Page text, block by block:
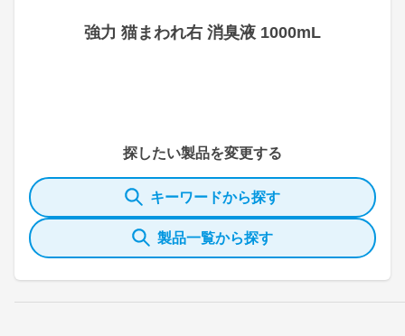
強力 猫まわれ右 消臭液 1000mL
探したい製品を変更する
キーワードから探す
製品一覧から探す